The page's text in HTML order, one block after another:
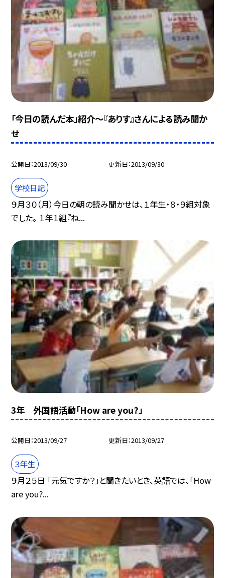
「今日の読んだ本」紹介〜『ありす』さんによる読み聞か
せ
公開日 2013/09/30 更新日 2013/09/30
学校日記
９月３０（月）今日の朝の読み聞かせは、１年生・８・９組対象
でした。 １年１組『ね...
3年 外国語活動「How are you?」
公開日 2013/09/27 更新日 2013/09/27
３年生
９月２５日 「元気ですか？」と聞きたいとき、英語では、「How
are you?...